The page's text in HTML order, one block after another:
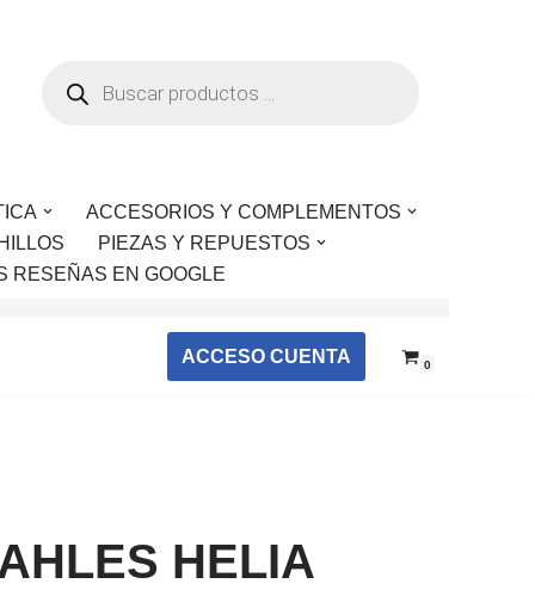
ACCESORIOS Y COMPLEMENTOS
PIEZAS Y REPUESTOS
RESEÑAS EN GOOGLE
ACCESO CUENTA 0
HELIA